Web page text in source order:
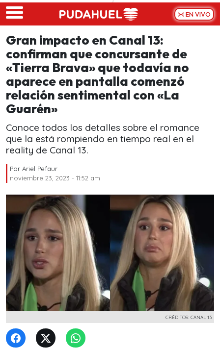
Skip to main content
EN VIVO
Gran impacto en Canal 13:
confirman que concursante de
«Tierra Brava» que todavía no
aparece en pantalla comenzó
relación sentimental con «La
Guarén»
Conoce todos los detalles sobre el romance
que la está rompiendo en tiempo real en el
reality de Canal 13.
Por Ariel Pefaur
noviembre 23, 2023 - 11:52 am
CRÉDITOS: CANAL 13